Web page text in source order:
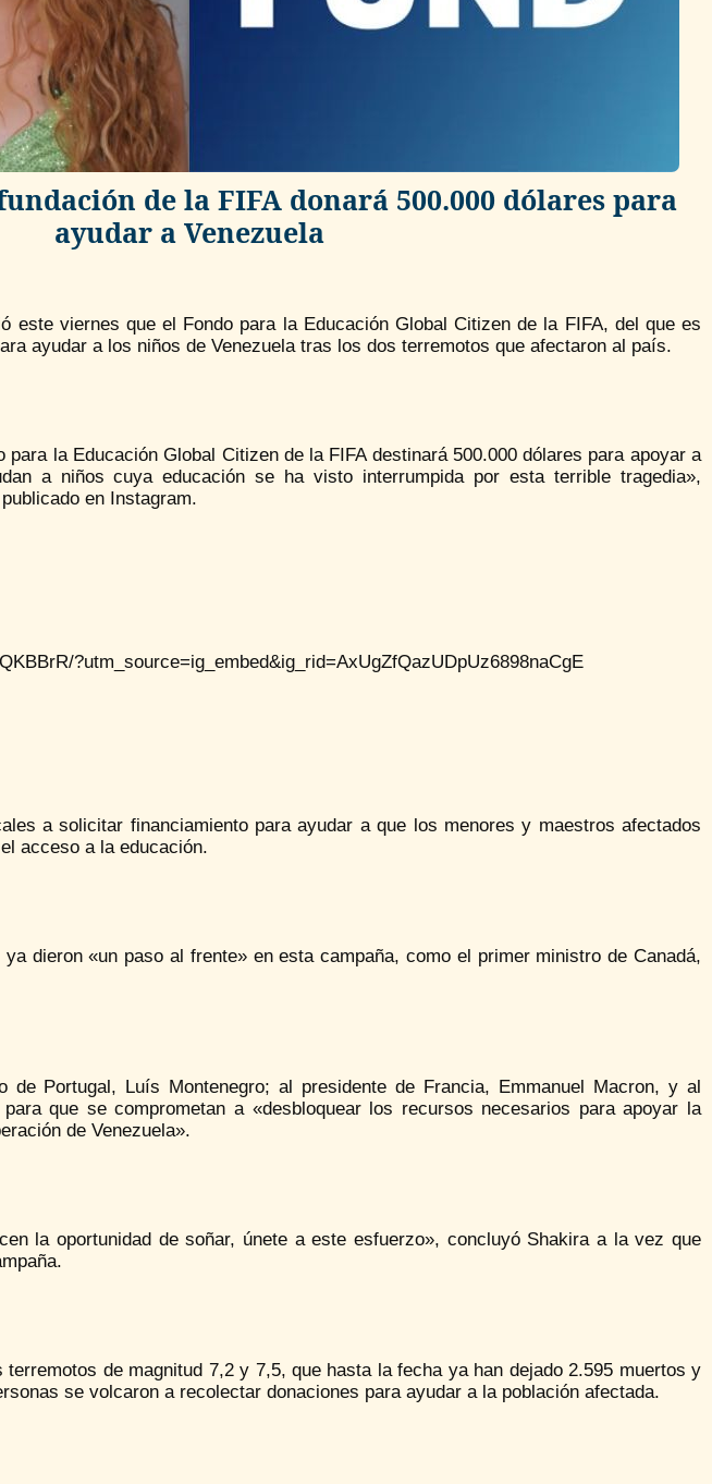
de la FIFA donará 500.000 dólares para
ayudar a Venezuela
este viernes que el Fondo para la Educación Global Citizen de la FIFA, del que es
ayudar a los niños de Venezuela tras los dos terremotos que afectaron al país.
para la Educación Global Citizen de la FIFA destinará 500.000 dólares para apoyar a
a niños cuya educación se ha visto interrumpida por esta terrible tragedia»,
en Instagram.
?utm_source=ig_embed&ig_rid=AxUgZfQazUDpUz6898naCgE
a solicitar financiamiento para ayudar a que los menores y maestros afectados
acceso a la educación.
dieron «un paso al frente» en esta campaña, como el primer ministro de Canadá,
Portugal, Luís Montenegro; al presidente de Francia, Emmanuel Macron, y al
que se comprometan a «desbloquear los recursos necesarios para apoyar la
de Venezuela».
la oportunidad de soñar, únete a este esfuerzo», concluyó Shakira a la vez que
de magnitud 7,2 y 7,5, que hasta la fecha ya han dejado 2.595 muertos y
se volcaron a recolectar donaciones para ayudar a la población afectada.